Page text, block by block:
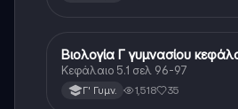
Βιολογία
Βιολογία Γ γυμνασίου
Κεφάλαιο 5.1 σελ 96-97
Γ' Γυμν. 1,518 35